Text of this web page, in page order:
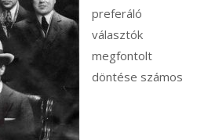
preferáló
választók
megfontolt
döntése számos